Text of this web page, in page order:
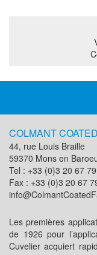
COLMANT
44, rue Louis Braille
59370 Mons en
Tel : +33 (0)3 20 67
Fax : +33 (0)3 20 67
Les premières
de 1926 pour
Cuvelier acquiert